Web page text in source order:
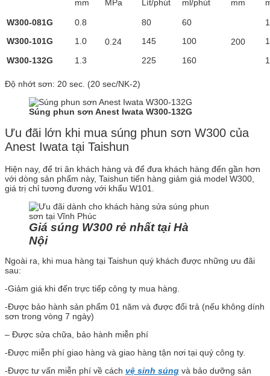
mm
MPa Lít/phút ml/phút mm
W300-081G
0.8
0.24
80
60
200
W300-101G
1.0 145 100
W300-132G
1.3 225 160
Độ nhớt sơn: 20 sec. (20 sec/NK-2)
Súng phun sơn Anest Iwata W300-132G
Ưu đãi lớn khi mua súng phun sơn W300 của
Anest Iwata tại Taishun
Hiện nay, để tri ân khách hàng và để đưa khách hàng đến gần hơn
với dòng sản phẩm này, Taishun tiến hàng giảm giá model W300,
giá trị chỉ tương đương với khẩu W101.
Giá súng W300 rẻ nhất tại Hà
Nội
Ngoài ra, khi mua hàng tại Taishun quý khách được những ưu đãi
sau:
-Giảm giá khi đến trực tiếp công ty mua hàng.
-Được bảo hành sản phẩm 01 năm và được đổi trả (nếu không dính
sơn trong vòng 7 ngày)
– Được sửa chữa, bảo hành miễn phí
-Được miễn phí giao hàng và giao hàng tận nơi tại quý công ty.
-Được tư vấn miễn phí về cách vệ sinh súng và bảo dưỡng sản